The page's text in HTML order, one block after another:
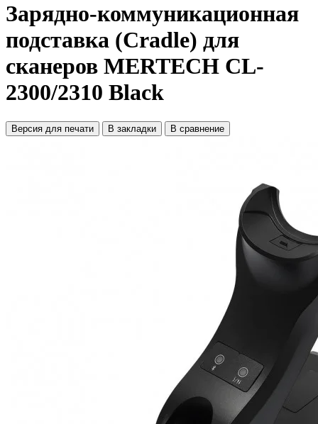
Зарядно-коммуникационная
подставка (Cradle) для
сканеров MERTECH CL-
2300/2310 Black
Версия для печати В закладки В сравнение